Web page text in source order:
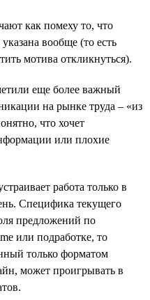
как помеху то, что
вообще (то есть
мотива откликнуться).
еще более важный
на рынке труда – «из
что хочет
или плохие
работа только в
Специфика текущего
предложений по
или подработке, то
только форматом
может проигрывать в